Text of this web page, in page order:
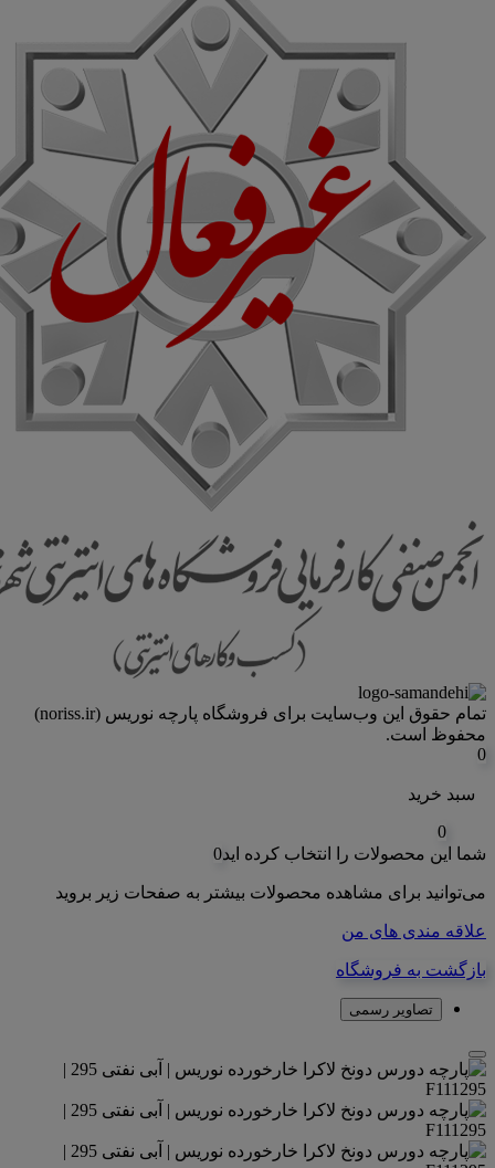
تمام حقوق اين وب‌سايت برای فروشگاه پارچه نوریس (noriss.ir)
محفوظ است.
0
سبد خرید
0
شما این محصولات را انتخاب کرده اید0
می‌توانید برای مشاهده محصولات بیشتر به صفحات زیر بروید
علاقه مندی های من
بازگشت به فروشگاه
تصاویر رسمی